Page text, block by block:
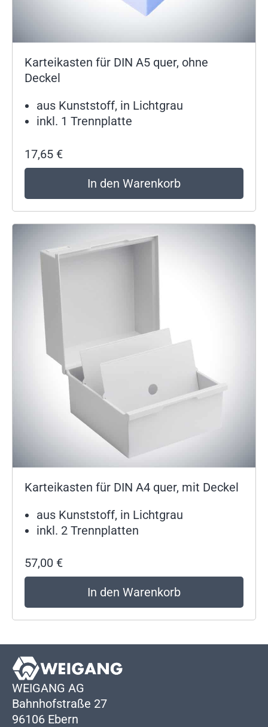
Karteikasten für DIN A5 quer, ohne
Deckel
aus Kunststoff, in Lichtgrau
inkl. 1 Trennplatte
17,65 €
In den Warenkorb
Karteikasten für DIN A4 quer, mit Deckel
aus Kunststoff, in Lichtgrau
inkl. 2 Trennplatten
57,00 €
In den Warenkorb
WEIGANG AG
Bahnhofstraße 27
96106 Ebern